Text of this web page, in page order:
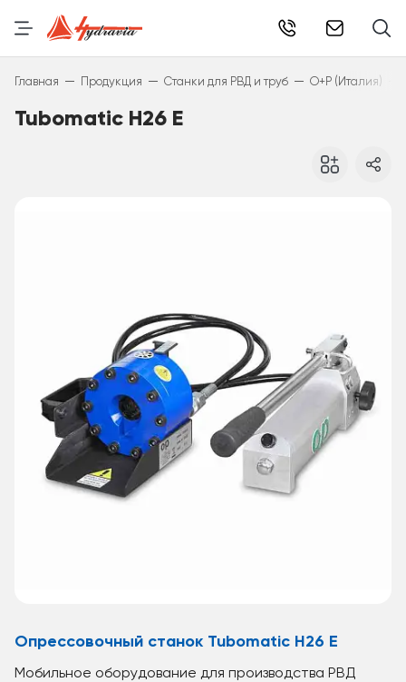
Главная — Продукция — Станки для РВД и труб — O+P (Италия)
Tubomatic H26 E
Опрессовочный станок Tubomatic H26 E
Мобильное оборудование для производства РВД